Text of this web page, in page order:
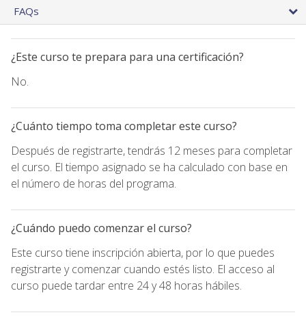
FAQs
¿Este curso te prepara para una certificación?
No.
¿Cuánto tiempo toma completar este curso?
Después de registrarte, tendrás 12 meses para completar
el curso. El tiempo asignado se ha calculado con base en
el número de horas del programa.
¿Cuándo puedo comenzar el curso?
Este curso tiene inscripción abierta, por lo que puedes
registrarte y comenzar cuando estés listo. El acceso al
curso puede tardar entre 24 y 48 horas hábiles.